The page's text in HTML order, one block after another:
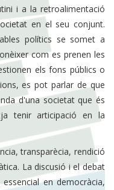
i a la retroalimentació
en el seu conjunt.
polítics se somet a
com es prenen les
els fons públics o
es pot parlar de que
d'una societat que és
tenir articipació en la
transparècia, rendició
La discusió i el debat
en democràcia,